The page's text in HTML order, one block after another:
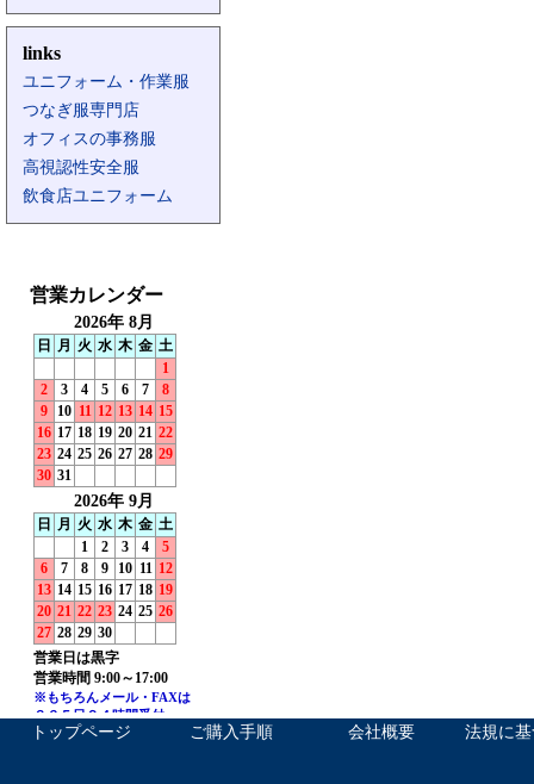
links
ユニフォーム・作業服
つなぎ服専門店
オフィスの事務服
高視認性安全服
飲食店ユニフォーム
トップページ ご購入手順 会社概要 法規に